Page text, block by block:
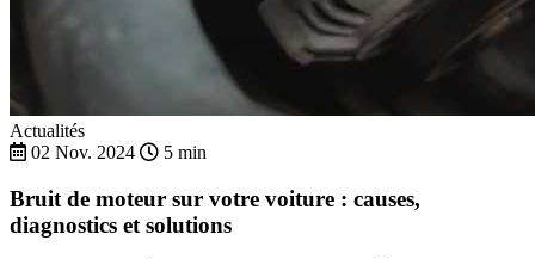
Actualités
02 Nov. 2024
5 min
Bruit de moteur sur votre voiture : causes,
diagnostics et solutions